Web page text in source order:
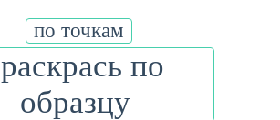
по точкам
раскрась по
образцу